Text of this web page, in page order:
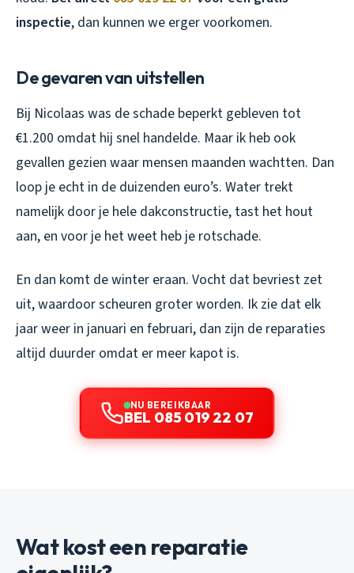
inspectie, dan kunnen we erger voorkomen.
De gevaren van uitstellen
Bij Nicolaas was de schade beperkt gebleven tot
€1.200 omdat hij snel handelde. Maar ik heb ook
gevallen gezien waar mensen maanden wachtten. Dan
loop je echt in de duizenden euro’s. Water trekt
namelijk door je hele dakconstructie, tast het hout
aan, en voor je het weet heb je rotschade.
En dan komt de winter eraan. Vocht dat bevriest zet
uit, waardoor scheuren groter worden. Ik zie dat elk
jaar weer in januari en februari, dan zijn de reparaties
altijd duurder omdat er meer kapot is.
NU BEREIKBAAR
BEL 085 019 22 07
Wat kost een reparatie